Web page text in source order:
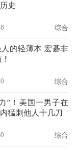
史
综合
薄本 宏碁非
综合
”！美国一男子在
猛刺他人十几刀
综合